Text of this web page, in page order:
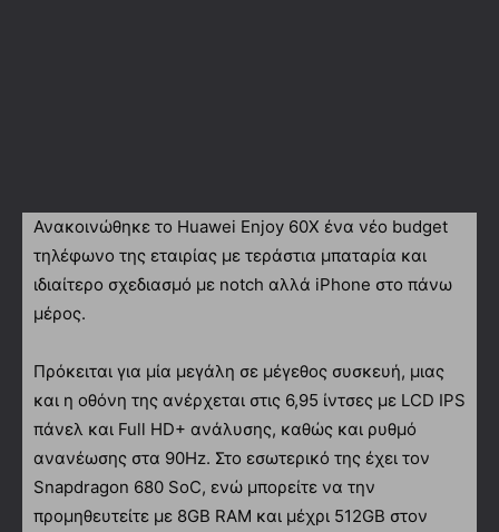
Ανακοινώθηκε το Huawei Enjoy 60X ένα νέο budget
τηλέφωνο της εταιρίας με τεράστια μπαταρία και
ιδιαίτερο σχεδιασμό με notch αλλά iPhone στο πάνω
μέρος.
Πρόκειται για μία μεγάλη σε μέγεθος συσκευή, μιας
και η οθόνη της ανέρχεται στις 6,95 ίντσες με LCD IPS
πάνελ και Full HD+ ανάλυσης, καθώς και ρυθμό
ανανέωσης στα 90Hz. Στο εσωτερικό της έχει τον
Snapdragon 680 SoC, ενώ μπορείτε να την
προμηθευτείτε με 8GB RAM και μέχρι 512GB στον